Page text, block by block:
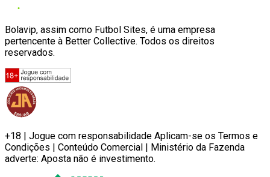
Bolavip, assim como Futbol Sites, é uma empresa
pertencente à Better Collective. Todos os direitos
reservados.
+18 | Jogue com responsabilidade Aplicam-se os Termos e
Condições | Conteúdo Comercial | Ministério da Fazenda
adverte: Aposta não é investimento.